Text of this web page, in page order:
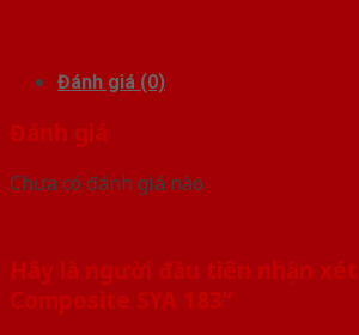
Đánh giá (0)
Đánh giá
Chưa có đánh giá nào.
Hãy là người đầu tiên nhận
Composite SYA 183”